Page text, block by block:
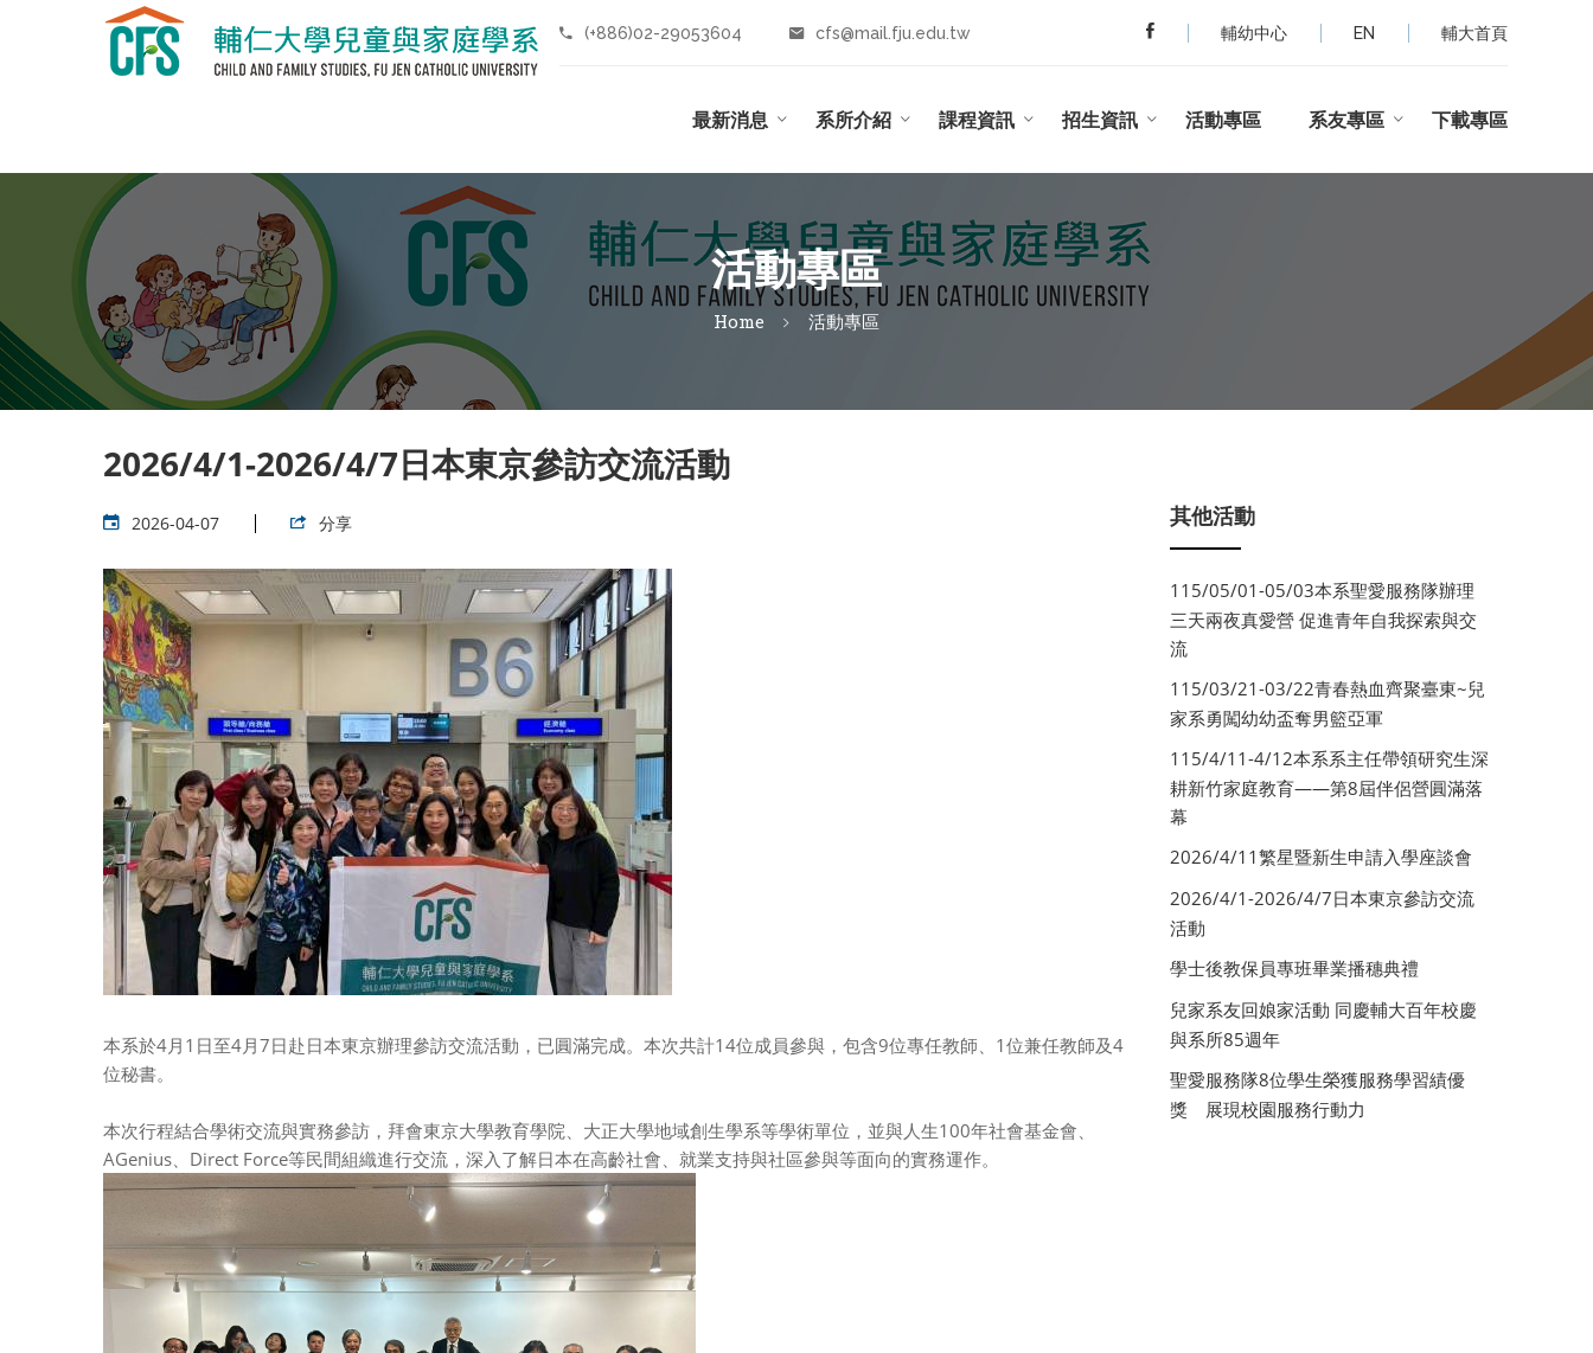
(+886)02-29053604 cfs@mail.fju.edu.tw 輔幼中心 EN 輔大首頁
最新消息 系所介紹 課程資訊 招生資訊 活動專區 系友專區 下載專區
活動專區
Home 活動專區
2026/4/1-2026/4/7日本東京參訪交流活動
2026-04-07 分享
本系於4月1日至4月7日赴日本東京辦理參訪交流活動，已圓滿完成。本次共計14位成員參與，包含9位專任教師、1位兼任教師及4
位秘書。
本次行程結合學術交流與實務參訪，拜會東京大學教育學院、 大正大學地域創生學系等學術單位，並與人生100年社會基金會、
AGenius、 Direct Force等民間組織進行交流，深入了解日本在高齡社會、就業支持與社區參與等面向的實務運作。
其他活動
115/05/01-05/03本系聖愛服務隊辦理
三天兩夜真愛營 促進青年自我探索與交
流
115/03/21-03/22青春熱血齊聚臺東~兒
家系勇闖幼幼盃奪男籃亞軍
115/4/11-4/12本系系主任帶領研究生深
耕新竹家庭教育——第8屆伴侶營圓滿落
幕
2026/4/11繁星暨新生申請入學座談會
2026/4/1-2026/4/7日本東京參訪交流
活動
學士後教保員專班畢業播穗典禮
兒家系友回娘家活動 同慶輔大百年校慶
與系所85週年
聖愛服務隊8位學生榮獲服務學習績優
獎 展現校園服務行動力